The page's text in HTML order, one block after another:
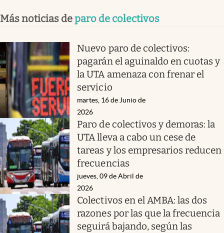
Más noticias deparo de colectivos
Nuevo paro de colectivos:
pagarán el aguinaldo en cuotas y
la UTA amenaza con frenar el
servicio
martes, 16 de Junio de
2026
Paro de colectivos y demoras: la
UTA lleva a cabo un cese de
tareas y los empresarios reducen
frecuencias
jueves, 09 de Abril de
2026
Colectivos en el AMBA: las dos
razones por las que la frecuencia
seguirá bajando, según las